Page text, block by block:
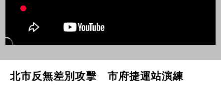
北市反無差別攻擊 市府捷運站演練